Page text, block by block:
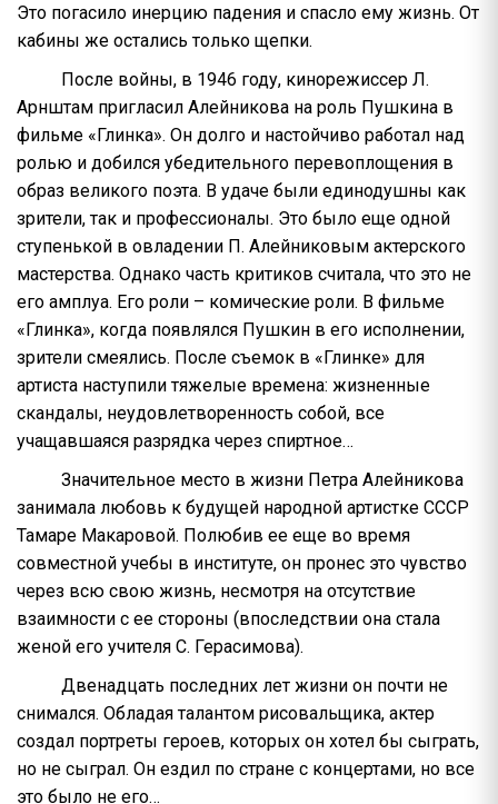
Это погасило инерцию падения и спасло ему жизнь. От
кабины же остались только щепки.
После войны, в 1946 году, кинорежиссер Л.
Арнштам пригласил Алейникова на роль Пушкина в
фильме «Глинка». Он долго и настойчиво работал над
ролью и добился убедительного перевоплощения в
образ великого поэта. В удаче были единодушны как
зрители, так и профессионалы. Это было еще одной
ступенькой в овладении П. Алейниковым актерского
мастерства. Однако часть критиков считала, что это не
его амплуа. Его роли – комические роли. В фильме
«Глинка», когда появлялся Пушкин в его исполнении,
зрители смеялись. После съемок в «Глинке» для
артиста наступили тяжелые времена: жизненные
скандалы, неудовлетворенность собой, все
учащавшаяся разрядка через спиртное…
Значительное место в жизни Петра Алейникова
занимала любовь к будущей народной артистке СССР
Тамаре Макаровой. Полюбив ее еще во время
совместной учебы в институте, он пронес это чувство
через всю свою жизнь, несмотря на отсутствие
взаимности с ее стороны (впоследствии она стала
женой его учителя С. Герасимова).
Двенадцать последних лет жизни он почти не
снимался. Обладая талантом рисовальщика, актер
создал портреты героев, которых он хотел бы сыграть,
но не сыграл. Он ездил по стране с концертами, но все
это было не его…